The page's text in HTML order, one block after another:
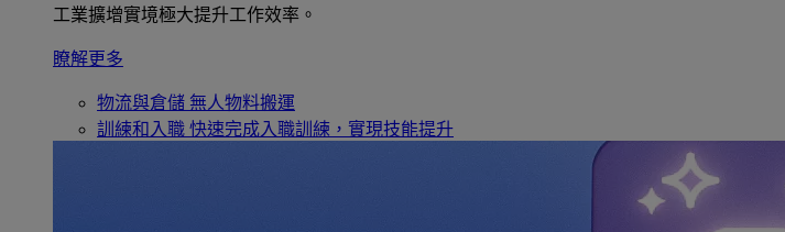
工業擴增實境極大提升工作效率。
瞭解更多
物流與倉儲 無人物料搬運
訓練和入職 快速完成入職訓練，實現技能提升